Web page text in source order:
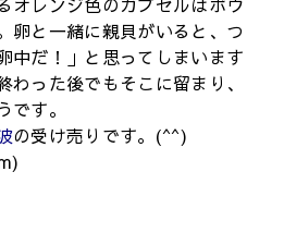
卵と一緒に親貝がいると、つ
中だ！」と思ってしまいます
わった後でもそこに留まり、
です。
の受け売りです。(^^)